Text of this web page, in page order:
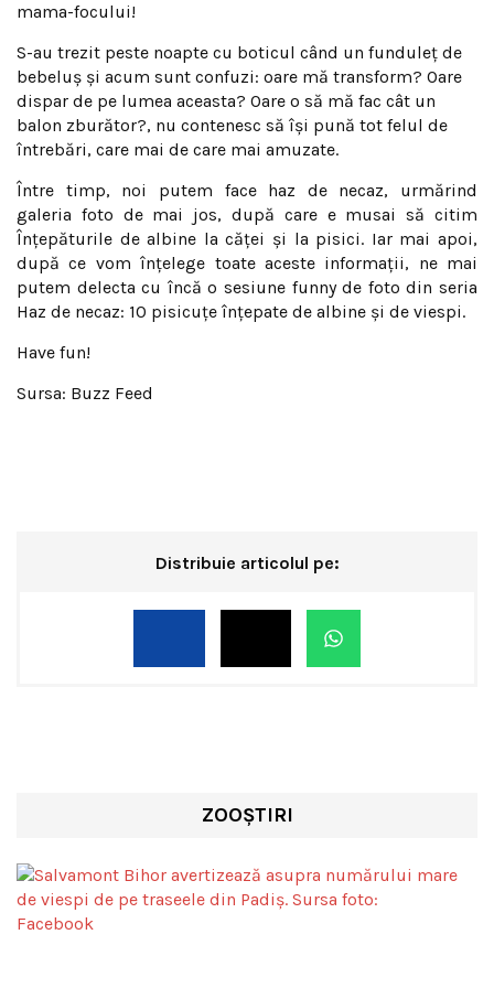
mama-focului!
S-au trezit peste noapte cu boticul când un funduleţ de
bebeluş şi acum sunt confuzi: oare mă transform? Oare
dispar de pe lumea aceasta? Oare o să mă fac cât un
balon zburător?, nu contenesc să îşi pună tot felul de
întrebări, care mai de care mai amuzate.
Între timp, noi putem face haz de necaz, urmărind
galeria foto de mai jos, după care e musai să citim
Înţepăturile de albine la căţei şi la pisici. Iar mai apoi,
după ce vom înţelege toate aceste informaţii, ne mai
putem delecta cu încă o sesiune funny de foto din seria
Haz de necaz: 10 pisicuţe înţepate de albine şi de viespi.
Have fun!
Sursa: Buzz Feed
Distribuie articolul pe:
ZOOȘTIRI